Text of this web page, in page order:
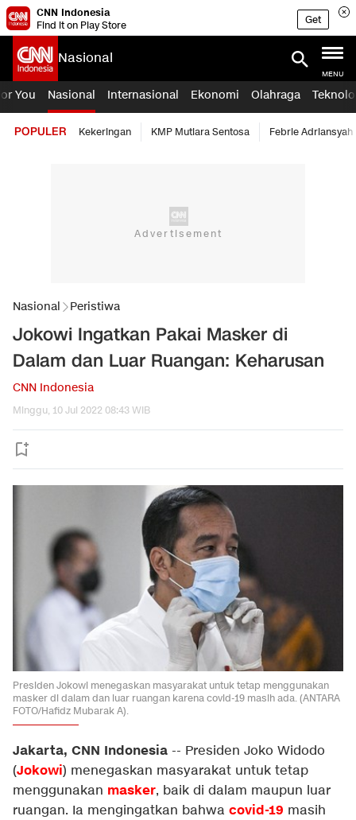
CNN Indonesia
Find it on Play Store
Get
Nasional
MENU
You Nasional Internasional Ekonomi Olahraga
POPULER Kekeringan KMP Mutiara Sentosa Febrie Adriansyah
Nasional Peristiwa
Jokowi Ingatkan Pakai Masker di
Dalam dan Luar Ruangan: Keharusan
CNN Indonesia
Minggu, 10 Jul 2022 08:43 WIB
Presiden Jokowi menegaskan masyarakat untuk tetap menggunakan
masker di dalam dan luar ruangan karena covid-19 masih ada. (ANTARA
FOTO/Hafidz Mubarak A).
Jakarta, CNN Indonesia -- Presiden Joko Widodo
(Jokowi) menegaskan masyarakat untuk tetap
menggunakan masker, baik di dalam maupun luar
ruangan. Ia mengingatkan bahwa covid-19 masih